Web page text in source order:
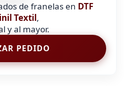
de franelas en DTF
Textil,
y al mayor.
PEDIDO